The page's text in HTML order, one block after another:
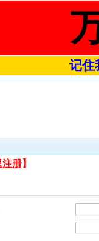
记住
注册】